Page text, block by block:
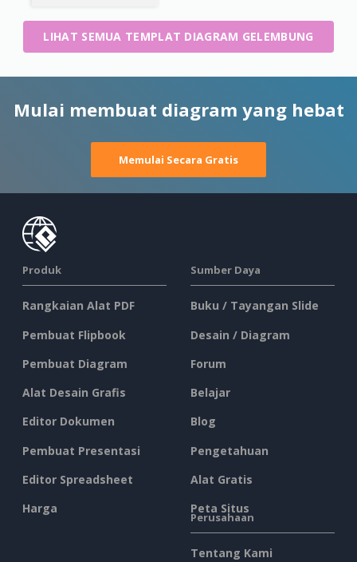
LIHAT SEMUA TEMPLAT DIAGRAM GELEMBUNG
Mulai membuat diagram yang hebat
Memulai Secara Gratis
Produk
Rangkaian Alat PDF
Pembuat Flipbook
Pembuat Diagram
Alat Desain Grafis
Editor Dokumen
Pembuat Presentasi
Editor Spreadsheet
Harga
Sumber Daya
Buku / Tayangan Slide
Desain / Diagram
Forum
Belajar
Blog
Pengetahuan
Alat Gratis
Peta Situs
Perusahaan
Tentang Kami